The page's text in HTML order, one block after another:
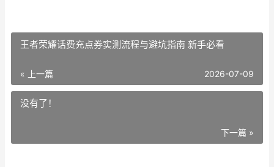
王者荣耀话费充点券实测流程与避坑指南 新手必看
« 上一篇 2026-07-09
没有了！
下一篇 »